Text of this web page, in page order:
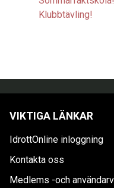
Klubbtävling!
VIKTIGA LÄNKAR
IdrottOnline inloggning
Kontakta oss
Medlems -och